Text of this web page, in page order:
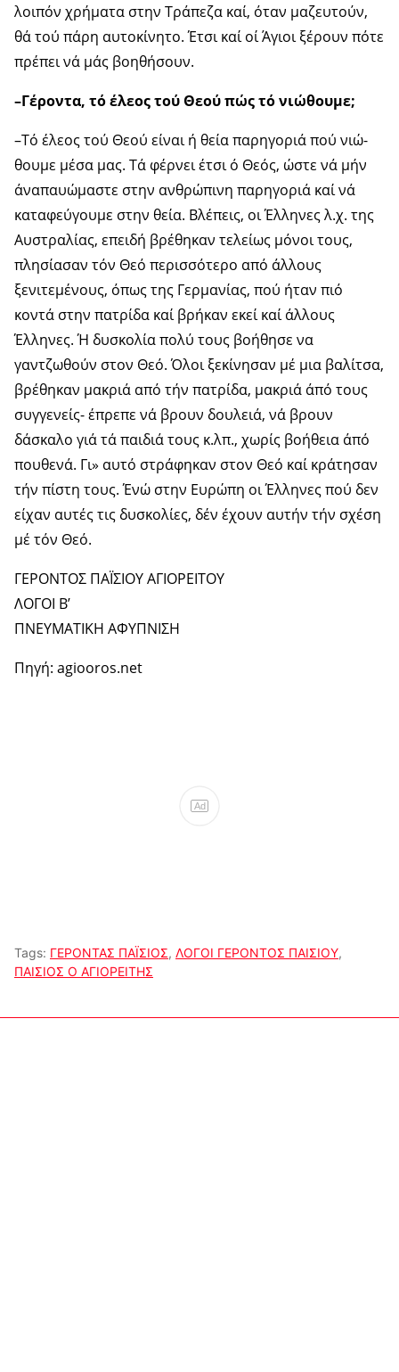
λοιπόν χρήματα στην Τράπεζα καί, όταν μα­ζευτούν,
θά τού πάρη αυτοκίνητο. Έτσι καί οί Άγιοι ξέ­ρουν πότε
πρέπει νά μάς βοηθήσουν.
–Γέροντα, τό έλεος τού Θεού πώς τό νιώθουμε;
–Τό έλεος τού Θεού είναι ή θεία παρηγοριά πού νιώ­
θουμε μέσα μας. Τά φέρνει έτσι ό Θεός, ώστε νά μήν
άναπαυώμαστε στην ανθρώπινη παρηγοριά καί νά
καταφεύγουμε στην θεία. Βλέπεις, οι Έλληνες λ.χ. της
Αυστρα­λίας, επειδή βρέθηκαν τελείως μόνοι τους,
πλησίασαν τόν Θεό περισσότερο από άλλους
ξενιτεμένους, όπως της Γερ­μανίας, πού ήταν πιό
κοντά στην πατρίδα καί βρήκαν εκεί καί άλλους
Έλληνες. Ή δυσκολία πολύ τους βοήθησε να
γαντζωθούν στον Θεό. Όλοι ξεκίνησαν μέ μια βαλίτσα,
βρέθηκαν μακριά από τήν πατρίδα, μακριά άπό τους
συγ­γενείς- έπρεπε νά βρουν δουλειά, νά βρουν
δάσκαλο γιά τά παιδιά τους κ.λπ., χωρίς βοήθεια άπό
πουθενά. Γι» αυτό στράφηκαν στον Θεό καί κράτησαν
τήν πίστη τους. Ένώ στην Ευρώπη οι Έλληνες πού δεν
είχαν αυτές τις δυ­σκολίες, δέν έχουν αυτήν τήν σχέση
μέ τόν Θεό.
ΓΕΡΟΝΤΟΣ ΠΑΪΣΙΟΥ ΑΓΙΟΡΕΙΤΟΥ
ΛΟΓΟΙ Β’
ΠΝΕΥΜΑΤΙΚΗ ΑΦΥΠΝΙΣΗ
Πηγή: agiooros.net
Ad
Tags: ΓΕΡΟΝΤΑΣ ΠΑΪΣΙΟΣ, ΛΟΓΟΙ ΓΕΡΟΝΤΟΣ ΠΑΙΣΙΟΥ,
ΠΑΙΣΙΟΣ Ο ΑΓΙΟΡΕΙΤΗΣ